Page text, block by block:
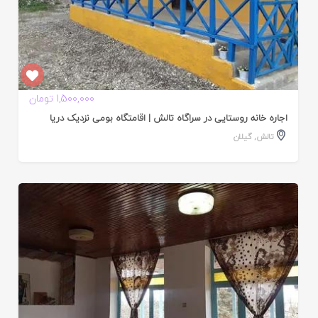
1,500,000 تومان
اجاره خانه روستایی در سراگاه تالش | اقامتگاه بومی نزدیک دریا
تالش,گیلان